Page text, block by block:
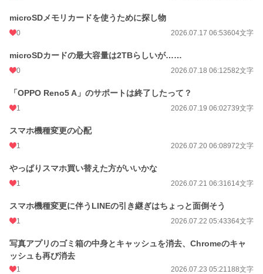
microSDメモリカードを使うために探し物
0 2026.07.17 06:53604文字
microSDカードの最大容量は2TBらしいが……
0 2026.07.18 06:12582文字
「OPPO Reno5 A」のサポートは終了したって？
1 2026.07.19 06:02739文字
スマホ機種変更の心配
1 2026.07.20 06:08972文字
やっぱりスマホ買い替えた方がいいかな
1 2026.07.21 06:31614文字
スマホ機種変更に伴うLINEの引き継ぎはちょっと面倒そう
1 2026.07.22 05:43364文字
写真アプリのゴミ箱の中身とキャッシュを消去、Chromeのキャ
ッシュも再び消去
1 2026.07.23 05:21188文字